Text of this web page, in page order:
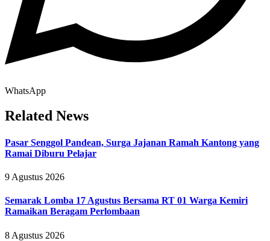
WhatsApp
Related News
Pasar Senggol Pandean, Surga Jajanan Ramah Kantong yang
Ramai Diburu Pelajar
9 Agustus 2026
Semarak Lomba 17 Agustus Bersama RT 01 Warga Kemiri
Ramaikan Beragam Perlombaan
8 Agustus 2026